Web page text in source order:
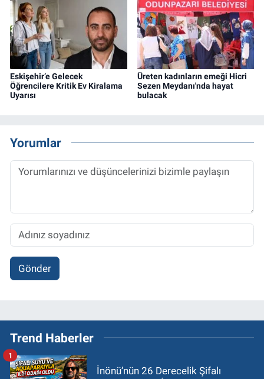
Eskişehir’e Gelecek
Öğrencilere Kritik Ev Kiralama
Uyarısı
Üreten kadınların emeği Hicri
Sezen Meydanı'nda hayat
bulacak
Yorumlar
Gönder
Trend Haberler
İnönü’nün 26 Derecelik Şifalı
1